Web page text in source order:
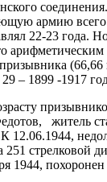
армию
22-23 года.
– 1899 -1917
житель
12.06.1944,
251 стрелковой
1944,